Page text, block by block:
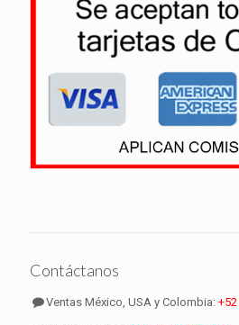
Contáctanos
Ventas México, USA y Colombia: